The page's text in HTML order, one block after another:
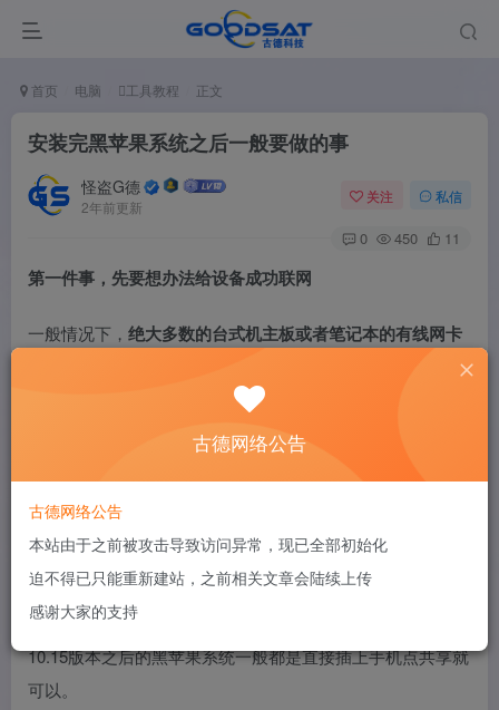
首页 电脑 工具教程 正文
安装完黑苹果系统之后一般要做的事
怪盗G德
2年前更新
关注 私信
0 450 11
第一件事，先要想办法给设备成功联网
一般情况下， 绝大多数的台式机主板或者笔记本的有线网卡
能插网线，或者拆开后盖换个可以使用的无线网卡。
部分USB的那种无线网卡，装上驱动可以使用
如果你实在没办法，可以先临时使用安卓手机的USB共享网
络给黑苹果电脑使用。
10.15版本之后的黑苹果系统一般都是直接插上手机点共享就
可以。
古德网络公告
古德网络公告
本站由于之前被攻击导致访问异常，现已全部初始化
迫不得已只能重新建站，之前相关文章会陆续上传
感谢大家的支持